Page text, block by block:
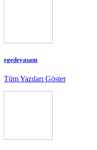
egedeyasam
Tüm Yazıları Göster